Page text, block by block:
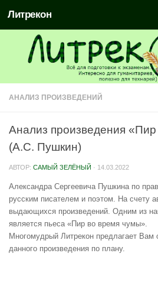
Литрекон
АНАЛИЗ ПРОИЗВЕДЕНИЙ
Анализ произведения
(А.С. Пушкин)
АВТОР: САМЫЙ ЗЕЛЁНЫЙ · 14.03.2022
Александра Сергеевича Пушкина по
русским писателем и поэтом. На счету
выдающихся произведений. Одним из
является пьеса «Пир во время чумы».
Многомудрый Литрекон предлагает Вам
данного произведения по плану.